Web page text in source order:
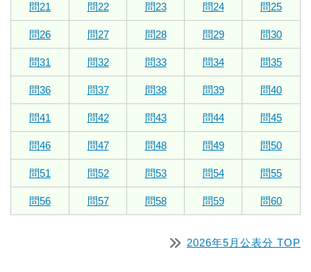
問21 問22 問23 問24 問25
問26 問27 問28 問29 問30
問31 問32 問33 問34 問35
問36 問37 問38 問39 問40
問41 問42 問43 問44 問45
問46 問47 問48 問49 問50
問51 問52 問53 問54 問55
問56 問57 問58 問59 問60
2026年5月公表分 TOP